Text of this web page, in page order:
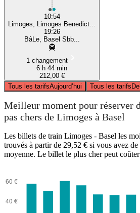
10:54
Limoges, Limoges Benedict...
19:26
BâLe, Basel Sbb...
1 changement
6 h 44 min
212,00 €
Tous les tarifsAujourd’hui Tous les tarifs
Meilleur moment pour réserver
pas chers de Limoges à Basel
Les billets de train Limoges - Basel les
trouvés à partir de 29,52 € si vous avez
moyenne. Le billet le plus cher peut